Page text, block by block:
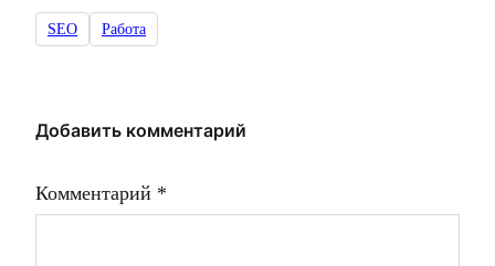
SEO Работа
Добавить комментарий
Комментарий *